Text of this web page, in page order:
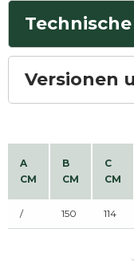
Versionen
A
CM
B
CM
C
CM
/ 150 114